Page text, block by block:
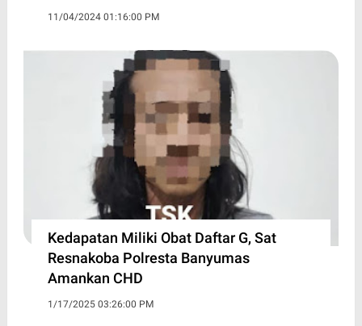
11/04/2024 01:16:00 PM
Kedapatan Miliki Obat Daftar G, Sat
Resnakoba Polresta Banyumas
Amankan CHD
1/17/2025 03:26:00 PM